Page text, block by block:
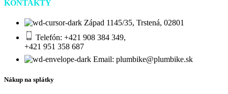
KONTAKTY
Západ 1145/35, Trstená, 02801
Telefón: +421 908 384 349,
+421 951 358 687
Email: plumbike@plumbike.sk
Nákup na splátky